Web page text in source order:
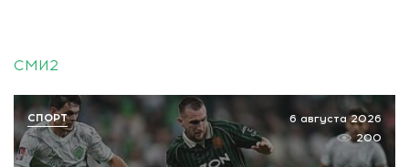
СМИ2
6 августа 2026
200
СПОРТ